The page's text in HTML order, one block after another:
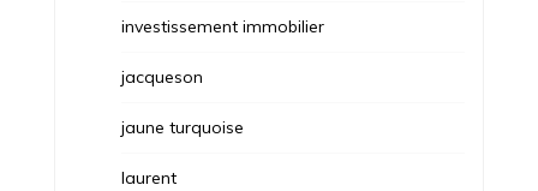
investissement immobilier
jacqueson
jaune turquoise
laurent